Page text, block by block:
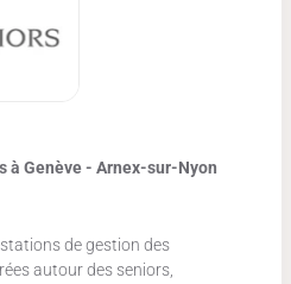
à Genève - Arnex-sur-Nyon
de gestion des
autour des seniors,